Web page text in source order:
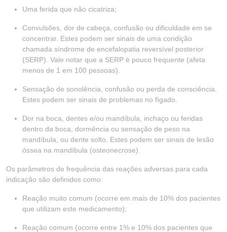
Uma ferida que não cicatriza;
Convulsões, dor de cabeça, confusão ou dificuldade em se
concentrar. Estes podem ser sinais de uma condição
chamada síndrome de encefalopatia reversível posterior
(SERP). Vale notar que a SERP é pouco frequente (afeta
menos de 1 em 100 pessoas).
Sensação de sonolência, confusão ou perda de consciência.
Estes podem ser sinais de problemas no fígado.
Dor na boca, dentes e/ou mandíbula, inchaço ou feridas
dentro da boca, dormência ou sensação de peso na
mandíbula, ou dente solto. Estes podem ser sinais de lesão
óssea na mandíbula (osteonecrose).
Os parâmetros de frequência das reações adversas para cada
indicação são definidos como:
Reação muito comum (ocorre em mais de 10% dos pacientes
que utilizam este medicamento);
Reação comum (ocorre entre 1% e 10% dos pacientes que